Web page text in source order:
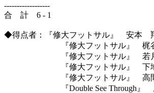
------------------
合 計 6 - 1
◆得点者：『修大フットサル』 安本
『修大フットサル』 梶谷
『修大フットサル』 若月
『修大フットサル』 下地
『修大フットサル』 高間
『Double See Through』 原